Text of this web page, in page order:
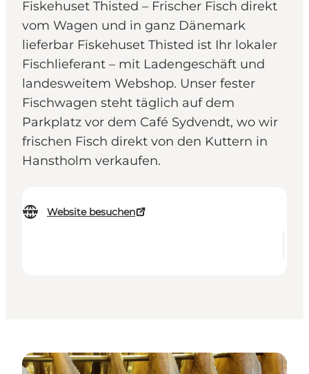
Fiskehuset Thisted – Frischer Fisch direkt
vom Wagen und in ganz Dänemark
lieferbar Fiskehuset Thisted ist Ihr lokaler
Fischlieferant – mit Ladengeschäft und
landesweitem Webshop. Unser fester
Fischwagen steht täglich auf dem
Parkplatz vor dem Café Sydvendt, wo wir
frischen Fisch direkt von den Kuttern in
Hanstholm verkaufen.
Website besuchen